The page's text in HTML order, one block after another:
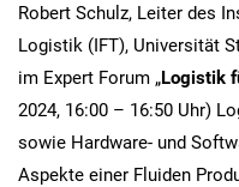
Robert Schulz, Leiter des
Logistik (IFT), Universität
im Expert Forum „Logistik
2024, 16:00 – 16:50 Uhr)
sowie Hardware- und
Aspekte einer Fluiden